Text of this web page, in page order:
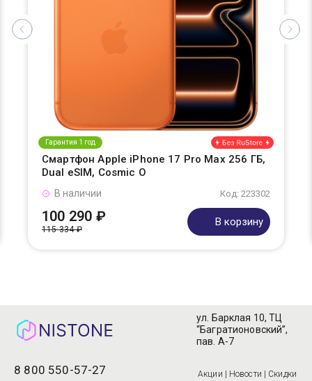
Гарантия 1 год
Смартфон Apple iPhone 17 Pro Max 256 ГБ,
Dual eSIM, Cosmic O
Код: 223302
В наличии
100 290 ₽
115 334 ₽
В корзину
8 800 550-57-27
ул. Барклая 10, ТЦ
“Багратионовский”,
пав. А-7
Акции | Новости | Скидки